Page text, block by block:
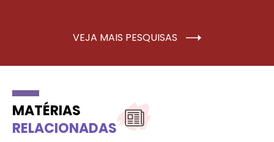
VEJA MAIS PESQUISAS
MATÉRIAS
RELACIONADAS